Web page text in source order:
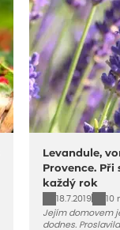
Levandule,
Provence.
každý rok
18.7.2019
10
Jejím domovem
dodnes.